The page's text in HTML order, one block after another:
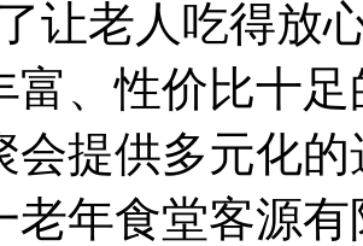
老人吃得放心
富、性价比十
会提供多元化
老年食堂客源